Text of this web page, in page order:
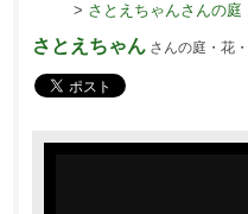
> さとえちゃんさんの
さとえちゃんさんの庭・花